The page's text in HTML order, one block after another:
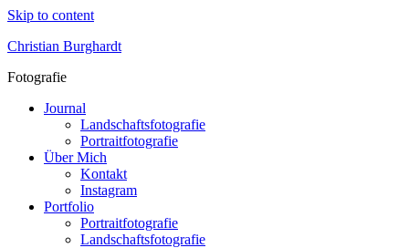
Skip to content
Christian Burghardt
Fotografie
Journal
Landschaftsfotografie
Portraitfotografie
Über Mich
Kontakt
Instagram
Portfolio
Portraitfotografie
Landschaftsfotografie